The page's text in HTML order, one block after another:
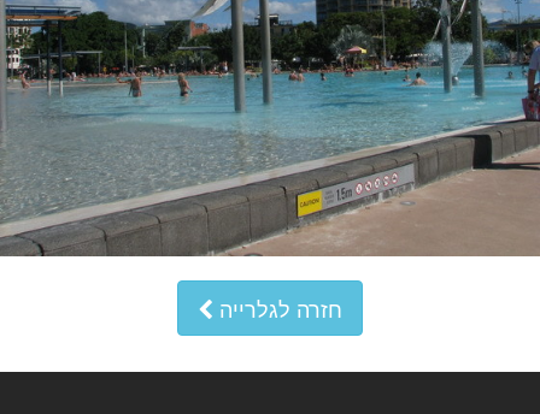
חזרה לגלרייה